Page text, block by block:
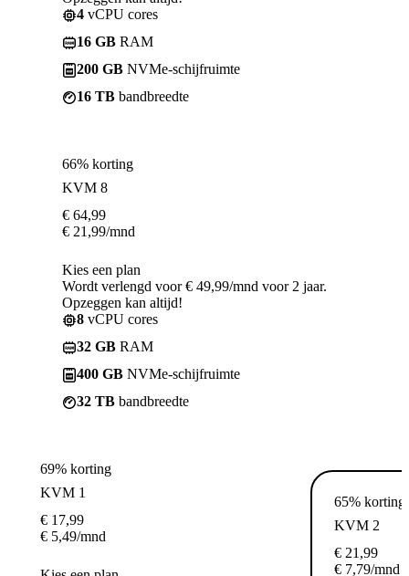
4 vCPU cores
16 GB RAM
200 GB NVMe-schijfruimte
16 TB bandbreedte
66% korting
KVM 8
€ 64,99
€ 21,99/mnd
Kies een plan
Wordt verlengd voor € 49,99/mnd voor 2 jaar.
Opzeggen kan altijd!
8 vCPU cores
32 GB RAM
400 GB NVMe-schijfruimte
32 TB bandbreedte
69% korting
KVM 1
€ 17,99
€ 5,49/mnd
65% korting
KVM 2
€ 21,99
€ 7,79/mnd